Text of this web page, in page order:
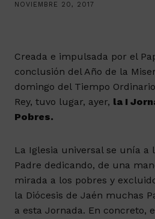
NOVIEMBRE 20, 2017
Creada e impulsada por el
conclusión del Año de la
domingo del Tiempo
Rey, tuvo lugar, ayer, la I
Pobres.
La Iglesia universal se unía a
Padre dedicando, de una
mirada a los pobres y
la Diócesis de Jaén muchas
a esta Jornada. En concreto,